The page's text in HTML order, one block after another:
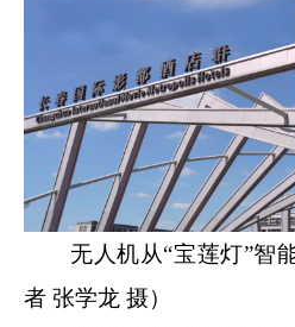
无人机从“宝莲灯”智
者 张学龙 摄）